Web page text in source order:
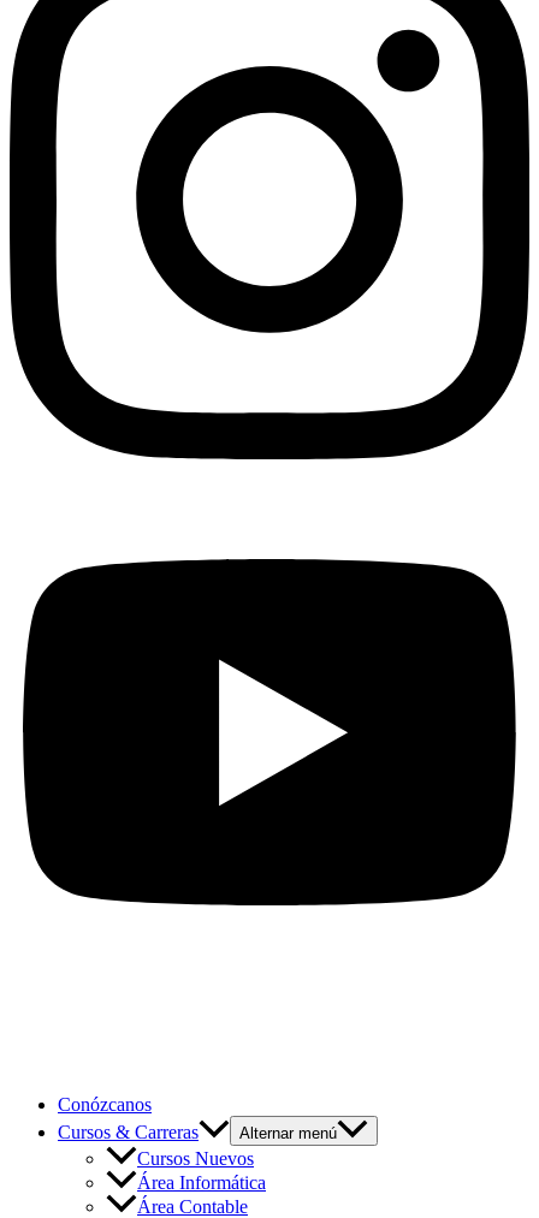
Conózcanos
Cursos & Carreras
Alternar menú
Cursos Nuevos
Área Informática
Área Contable